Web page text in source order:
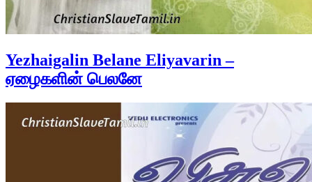
Yezhaigalin Belane Eliyavarin –
ஏழைகளின் பெலனே